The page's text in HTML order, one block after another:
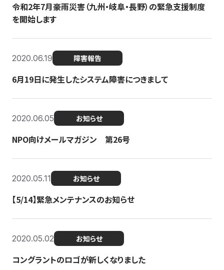
令和2年7月豪雨災害（九州・岐阜・長野）の緊急支援制度
を開始します
2020.06.19 障害報告
6月19日に発生したシステム障害につきまして
2020.06.05 お知らせ
NPO向けメールマガジン 第26号
2020.05.11 お知らせ
【5/14】緊急メンテナンスのお知らせ
2020.05.02 お知らせ
コングラントのロゴが新しくなりました